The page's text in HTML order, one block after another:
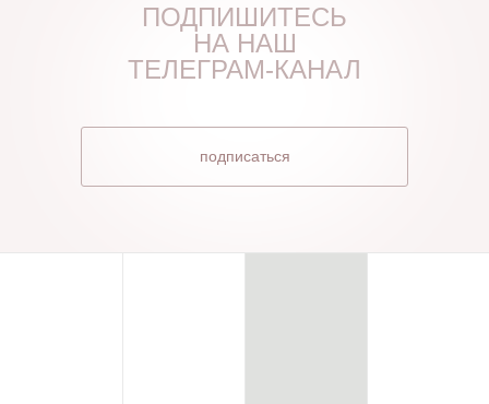
подписаться
ПОДПИШИТЕСЬ
НА НАШ
ТЕЛЕГРАМ-КАНАЛ